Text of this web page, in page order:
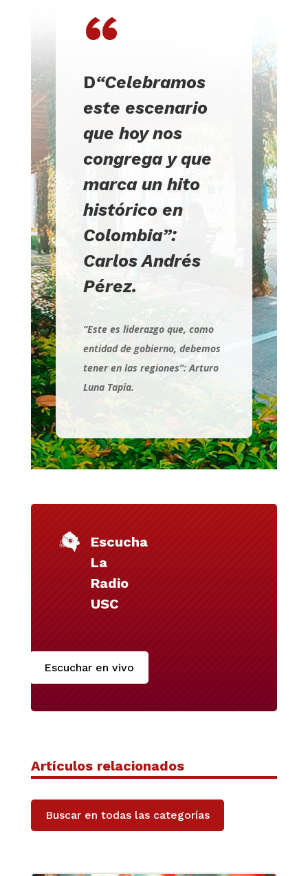
“
D“Celebramos
este escenario
que hoy nos
congrega y que
marca un hito
histórico en
Colombia”:
Carlos Andrés
Pérez.
“Este es liderazgo que, como
entidad de gobierno, debemos
tener en las regiones”: Arturo
Luna Tapia.
Escucha
La
Radio
USC
Escuchar en vivo
Artículos relacionados
Buscar en todas las categorías